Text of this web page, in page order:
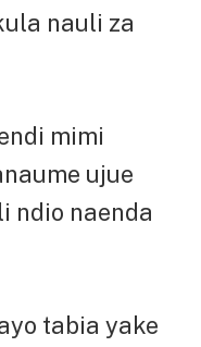
nauli za
mimi
ujue
ndio naenda
tabia yake